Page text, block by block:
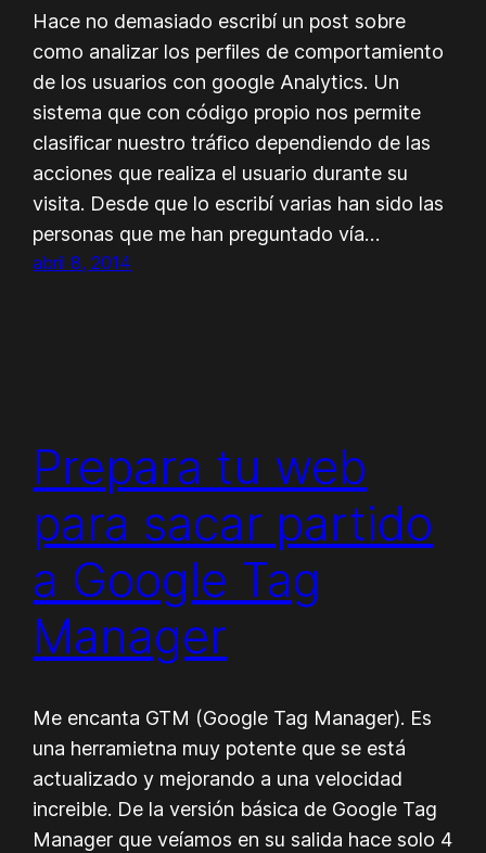
Hace no demasiado escribí un post sobre
como analizar los perfiles de comportamiento
de los usuarios con google Analytics. Un
sistema que con código propio nos permite
clasificar nuestro tráfico dependiendo de las
acciones que realiza el usuario durante su
visita. Desde que lo escribí varias han sido las
personas que me han preguntado vía…
abril 8, 2014
Prepara tu web
para sacar partido
a Google Tag
Manager
Me encanta GTM (Google Tag Manager). Es
una herramietna muy potente que se está
actualizado y mejorando a una velocidad
increible. De la versión básica de Google Tag
Manager que veíamos en su salida hace solo 4